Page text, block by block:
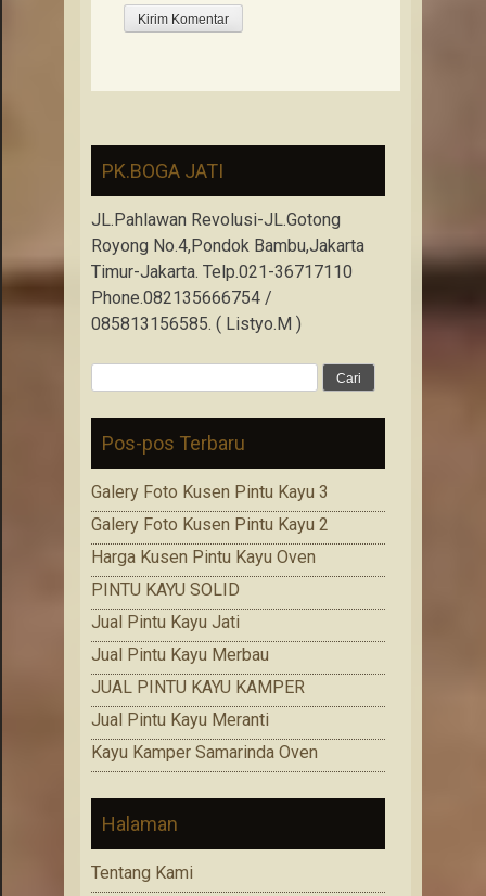
PK.BOGA JATI
JL.Pahlawan Revolusi-JL.Gotong
Royong No.4,Pondok Bambu,Jakarta
Timur-Jakarta. Telp.021-36717110
Phone.082135666754 /
085813156585. ( Listyo.M )
Pos-pos Terbaru
Galery Foto Kusen Pintu Kayu 3
Galery Foto Kusen Pintu Kayu 2
Harga Kusen Pintu Kayu Oven
PINTU KAYU SOLID
Jual Pintu Kayu Jati
Jual Pintu Kayu Merbau
JUAL PINTU KAYU KAMPER
Jual Pintu Kayu Meranti
Kayu Kamper Samarinda Oven
Halaman
Tentang Kami